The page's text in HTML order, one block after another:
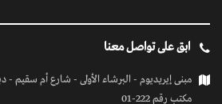
ابق على تواصل معنا
مبنى إيريديوم - البرشاء الأولى - شارع أم سقيم -
مكتب رقم 222-01